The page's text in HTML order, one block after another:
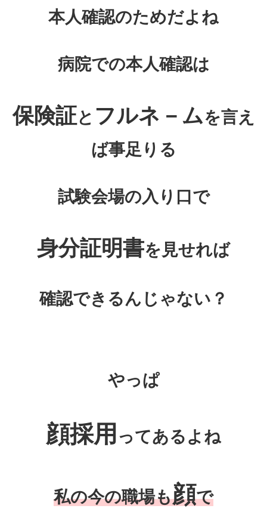
本人確認のためだよね
病院での本人確認は
保険証と フルネ－ムを言え
ば事足りる
試験会場の入り口で
身分証明書を見せれば
確認できるんじゃない？
やっぱ
顔採用 ってあるよね
私の今の職場も顔で